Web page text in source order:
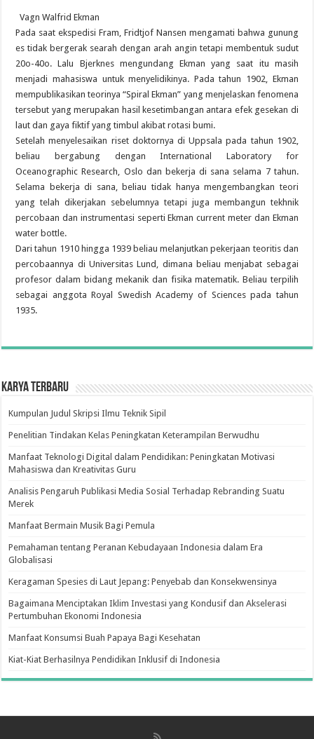
Vagn Walfrid Ekman
Pada saat ekspedisi Fram, Fridtjof Nansen mengamati bahwa gunung
es tidak bergerak searah dengan arah angin tetapi membentuk sudut
20o-40o. Lalu Bjerknes mengundang Ekman yang saat itu masih
menjadi mahasiswa untuk menyelidikinya. Pada tahun 1902, Ekman
mempublikasikan teorinya “Spiral Ekman” yang menjelaskan fenomena
tersebut yang merupakan hasil kesetimbangan antara efek gesekan di
laut dan gaya fiktif yang timbul akibat rotasi bumi.
Setelah menyelesaikan riset doktornya di Uppsala pada tahun 1902,
beliau bergabung dengan International Laboratory for
Oceanographic Research, Oslo dan bekerja di sana selama 7 tahun.
Selama bekerja di sana, beliau tidak hanya mengembangkan teori
yang telah dikerjakan sebelumnya tetapi juga membangun tekhnik
percobaan dan instrumentasi seperti Ekman current meter dan Ekman
water bottle.
Dari tahun 1910 hingga 1939 beliau melanjutkan pekerjaan teoritis dan
percobaannya di Universitas Lund, dimana beliau menjabat sebagai
profesor dalam bidang mekanik dan fisika matematik. Beliau terpilih
sebagai anggota Royal Swedish Academy of Sciences pada tahun
1935.
Karya Terbaru
Kumpulan Judul Skripsi Ilmu Teknik Sipil
Penelitian Tindakan Kelas Peningkatan Keterampilan Berwudhu
Manfaat Teknologi Digital dalam Pendidikan: Peningkatan Motivasi
Mahasiswa dan Kreativitas Guru
Analisis Pengaruh Publikasi Media Sosial Terhadap Rebranding Suatu
Merek
Manfaat Bermain Musik Bagi Pemula
Pemahaman tentang Peranan Kebudayaan Indonesia dalam Era
Globalisasi
Keragaman Spesies di Laut Jepang: Penyebab dan Konsekwensinya
Bagaimana Menciptakan Iklim Investasi yang Kondusif dan Akselerasi
Pertumbuhan Ekonomi Indonesia
Manfaat Konsumsi Buah Papaya Bagi Kesehatan
Kiat-Kiat Berhasilnya Pendidikan Inklusif di Indonesia